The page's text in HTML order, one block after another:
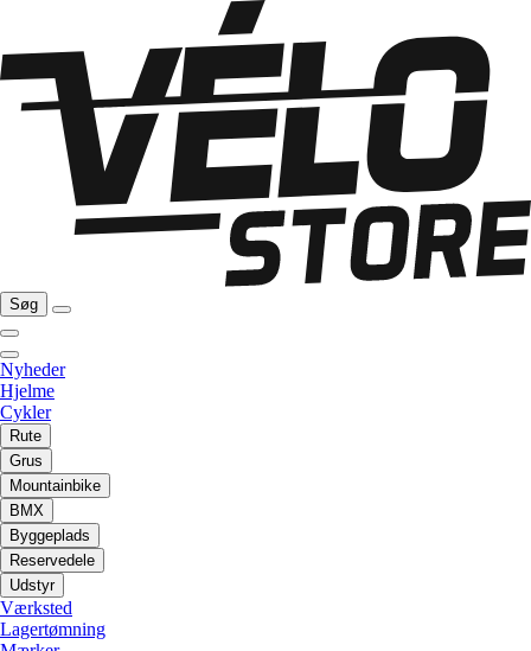
Søg
Nyheder
Hjelme
Cykler
Rute
Grus
Mountainbike
BMX
Byggeplads
Reservedele
Udstyr
Værksted
Lagertømning